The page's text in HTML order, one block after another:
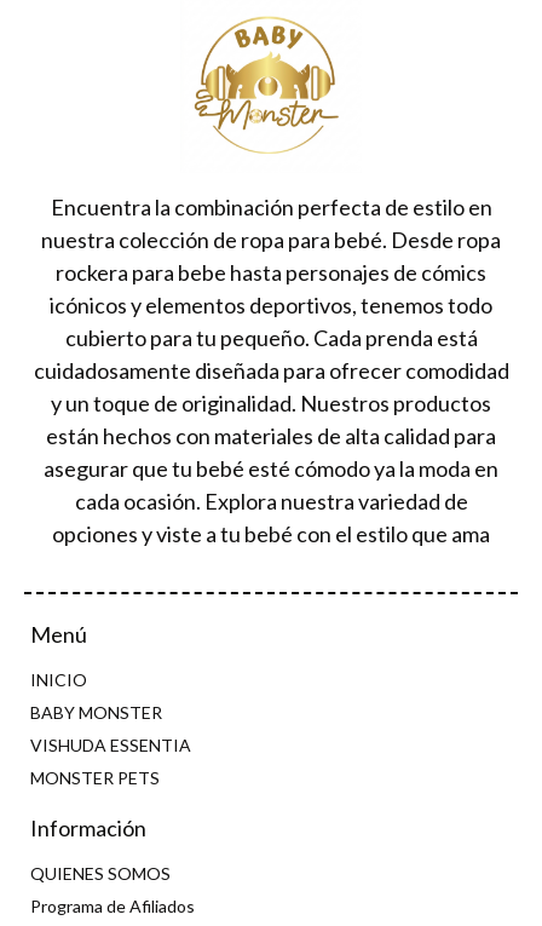
Encuentra la combinación perfecta de estilo en
nuestra colección de ropa para bebé. Desde ropa
rockera para bebe hasta personajes de cómics
icónicos y elementos deportivos, tenemos todo
cubierto para tu pequeño. Cada prenda está
cuidadosamente diseñada para ofrecer comodidad
y un toque de originalidad. Nuestros productos
están hechos con materiales de alta calidad para
asegurar que tu bebé esté cómodo ya la moda en
cada ocasión. Explora nuestra variedad de
opciones y viste a tu bebé con el estilo que ama
Menú
INICIO
BABY MONSTER
VISHUDA ESSENTIA
MONSTER PETS
Información
QUIENES SOMOS
Programa de Afiliados